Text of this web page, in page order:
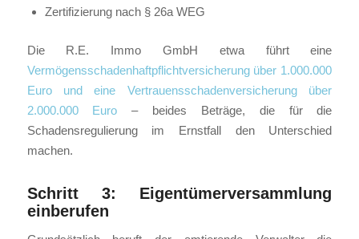
Zertifizierung nach § 26a WEG
Die R.E. Immo GmbH etwa führt eine
Vermögensschadenhaftpflichtversicherung über 1.000.000
Euro und eine Vertrauensschadenversicherung über
2.000.000 Euro – beides Beträge, die für die
Schadensregulierung im Ernstfall den Unterschied
machen.
Schritt 3: Eigentümerversammlung
einberufen